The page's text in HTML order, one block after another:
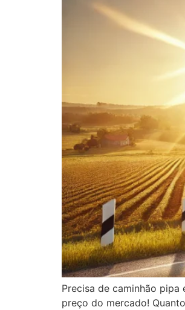
Precisa de caminhão
preço do mercado!